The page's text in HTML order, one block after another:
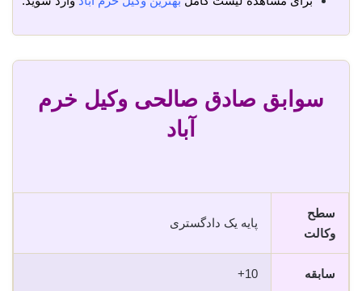
سوابق صادق صالحی وکیل خرم
آباد
سطح
وکالت
پایه یک دادگستری
سابقه 10+